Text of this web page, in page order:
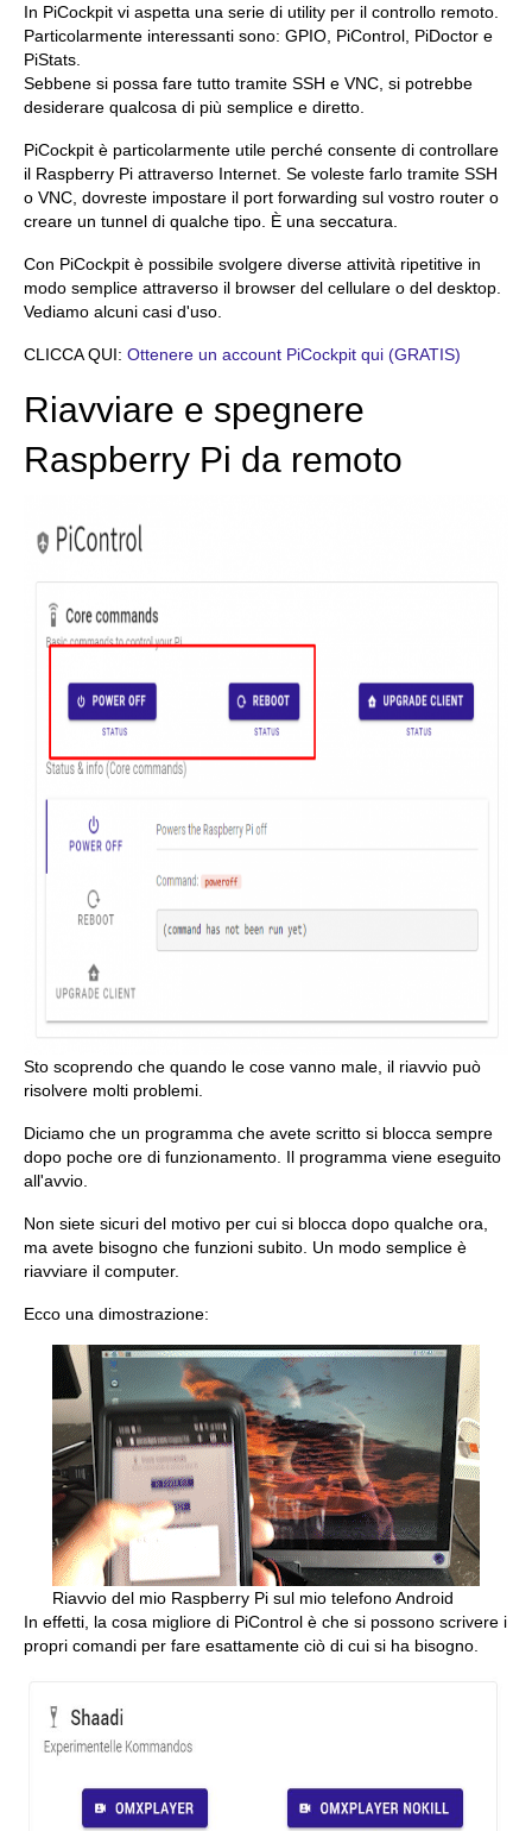
In PiCockpit vi aspetta una serie di utility per il controllo remoto.
Particolarmente interessanti sono: GPIO, PiControl, PiDoctor e
PiStats.
Sebbene si possa fare tutto tramite SSH e VNC, si potrebbe
desiderare qualcosa di più semplice e diretto.
PiCockpit è particolarmente utile perché consente di controllare
il Raspberry Pi attraverso Internet. Se voleste farlo tramite SSH
o VNC, dovreste impostare il port forwarding sul vostro router o
creare un tunnel di qualche tipo. È una seccatura.
Con PiCockpit è possibile svolgere diverse attività ripetitive in
modo semplice attraverso il browser del cellulare o del desktop.
Vediamo alcuni casi d'uso.
CLICCA QUI: Ottenere un account PiCockpit qui (GRATIS)
Riavviare e spegnere
Raspberry Pi da remoto
Sto scoprendo che quando le cose vanno male, il riavvio può
risolvere molti problemi.
Diciamo che un programma che avete scritto si blocca sempre
dopo poche ore di funzionamento. Il programma viene eseguito
all'avvio.
Non siete sicuri del motivo per cui si blocca dopo qualche ora,
ma avete bisogno che funzioni subito. Un modo semplice è
riavviare il computer.
Ecco una dimostrazione:
Riavvio del mio Raspberry Pi sul mio telefono Android
In effetti, la cosa migliore di PiControl è che si possono scrivere i
propri comandi per fare esattamente ciò di cui si ha bisogno.